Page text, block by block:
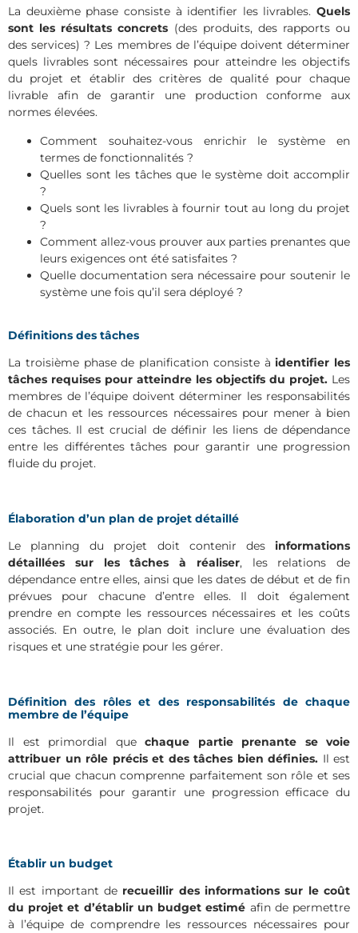
La deuxième phase consiste à identifier les livrables. Quels
sont les résultats concrets (des produits, des rapports ou
des services) ? Les membres de l’équipe doivent déterminer
quels livrables sont nécessaires pour atteindre les objectifs
du projet et établir des critères de qualité pour chaque
livrable afin de garantir une production conforme aux
normes élevées.
Comment souhaitez-vous enrichir le système en
termes de fonctionnalités ?
Quelles sont les tâches que le système doit accomplir
?
Quels sont les livrables à fournir tout au long du projet
?
Comment allez-vous prouver aux parties prenantes que
leurs exigences ont été satisfaites ?
Quelle documentation sera nécessaire pour soutenir le
système une fois qu’il sera déployé ?
Définitions des tâches
La troisième phase de planification consiste à identifier les
tâches requises pour atteindre les objectifs du projet. Les
membres de l’équipe doivent déterminer les responsabilités
de chacun et les ressources nécessaires pour mener à bien
ces tâches. Il est crucial de définir les liens de dépendance
entre les différentes tâches pour garantir une progression
fluide du projet.
Élaboration d’un plan de projet détaillé
Le planning du projet doit contenir des informations
détaillées sur les tâches à réaliser, les relations de
dépendance entre elles, ainsi que les dates de début et de fin
prévues pour chacune d’entre elles. Il doit également
prendre en compte les ressources nécessaires et les coûts
associés. En outre, le plan doit inclure une évaluation des
risques et une stratégie pour les gérer.
Définition des rôles et des responsabilités de chaque
membre de l’équipe
Il est primordial que chaque partie prenante se voie
attribuer un rôle précis et des tâches bien définies. Il est
crucial que chacun comprenne parfaitement son rôle et ses
responsabilités pour garantir une progression efficace du
projet.
Établir un budget
Il est important de recueillir des informations sur le coût
du projet et d’établir un budget estimé afin de permettre
à l’équipe de comprendre les ressources nécessaires pour